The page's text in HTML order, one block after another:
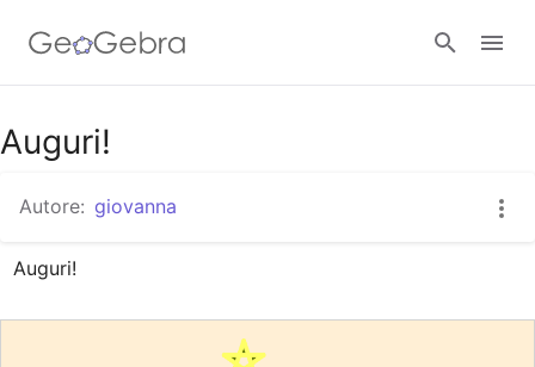
Google Classroom
GeoGebra Classroom
Auguri!
Autore: giovanna
Auguri!